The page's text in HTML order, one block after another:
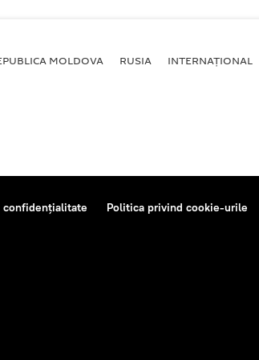
MOLDOVA RUSIA INTERNAȚIONAL
confidențialitate Politica privind cookie-urile